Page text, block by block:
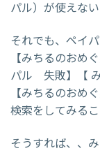
パル）が使えな
それでも、ペイ
【みちるのおめ
パル 失敗】【
【みちるのおめ
検索をしてみる
そうすれば、、